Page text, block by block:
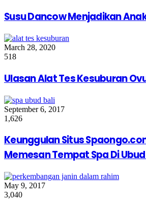
Susu Dancow Menjadikan
March 28, 2020
518
Ulasan Alat Tes Kesuburan
September 6, 2017
1,626
Keunggulan Situs
Memesan Tempat Spa Di
May 9, 2017
3,040